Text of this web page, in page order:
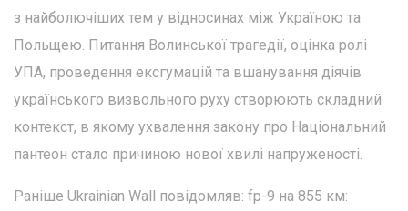
з найболючіших тем у відносинах між Україною та
Польщею. Питання Волинської трагедії, оцінка ролі
УПА, проведення ексгумацій та вшанування діячів
українського визвольного руху створюють складний
контекст, в якому ухвалення закону про Національний
пантеон стало причиною нової хвилі напруженості.
Раніше Ukrainian Wall повідомляв: fp-9 на 855 км: